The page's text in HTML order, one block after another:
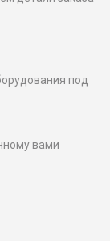
под
вами